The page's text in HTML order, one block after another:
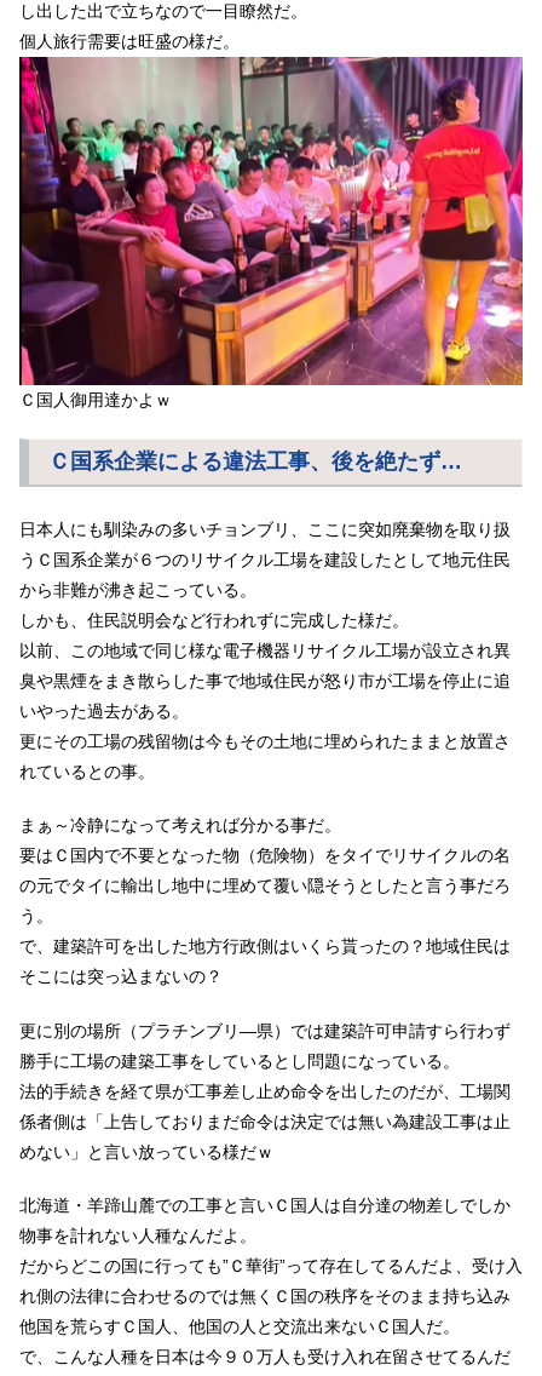
し出した出で立ちなので一目瞭然だ。
個人旅行需要は旺盛の様だ。
Ｃ国人御用達かよｗ
Ｃ国系企業による違法工事、後を絶たず…
日本人にも馴染みの多いチョンブリ、ここに突如廃棄物を取り扱
うＣ国系企業が６つのリサイクル工場を建設したとして地元住民
から非難が沸き起こっている。
しかも、住民説明会など行われずに完成した様だ。
以前、この地域で同じ様な電子機器リサイクル工場が設立され異
臭や黒煙をまき散らした事で地域住民が怒り市が工場を停止に追
いやった過去がある。
更にその工場の残留物は今もその土地に埋められたままと放置さ
れているとの事。
まぁ～冷静になって考えれば分かる事だ。
要はＣ国内で不要となった物（危険物）をタイでリサイクルの名
の元でタイに輸出し地中に埋めて覆い隠そうとしたと言う事だろ
う。
で、建築許可を出した地方行政側はいくら貰ったの？地域住民は
そこには突っ込まないの？
更に別の場所（プラチンブリ―県）では建築許可申請すら行わず
勝手に工場の建築工事を しているとし問題になっている。
法的手続きを経て県が工事差し止め命令を出したのだが、工場関
係者側は「上告しておりまだ命令は決定では無い為建設工事は止
めない」と言い放っている様だｗ
北海道・羊蹄山麓での工事と言いＣ国人は自分達の物差しでしか
物事を計れない人種なんだよ。
だからどこの国に行っても”Ｃ華街”って存在してるんだよ、受け入
れ側の法律に合わせるのでは無くＣ国の秩序をそのまま持ち込み
他国を荒らすＣ国人、他国の人と交流出来ないＣ国人だ。
で、こんな人種を日本は今９０万人も受け入れ在留させてるんだ